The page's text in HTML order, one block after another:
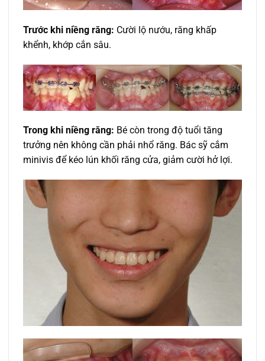
Trước khi niềng răng: Cười lộ nướu, răng khấp
khểnh, khớp cắn sâu.
Trong khi niềng răng: Bé còn trong độ tuổi tăng
trưởng nên không cần phải nhổ răng. Bác sỹ cắm
minivis để kéo lún khối răng cửa, giảm cười hở lợi.